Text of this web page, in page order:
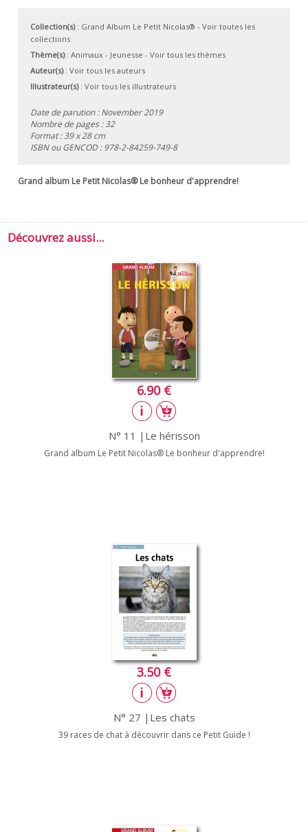
Collection(s): Grand Album Le Petit Nicolas® - Voir toutes les
collections
Thème(s): Animaux - Jeunesse - Voir tous les thèmes
Auteur(s): Voir tous les auteurs
Illustrateur(s): Voir tous les illustrateurs
Date de parution : November 2019
Nombre de pages : 32
Format : 39 x 28 cm
ISBN ou GENCOD :978-2-84259-749-8
Grand album Le Petit Nicolas® Le bonheur d'apprendre!
Découvrez aussi...
6.90 €
N° 11 |Le hérisson
Grand album Le Petit Nicolas® Le bonheur d'apprendre!
3.50 €
N° 27 |Les chats
39 races de chat à découvrir dans ce Petit Guide !